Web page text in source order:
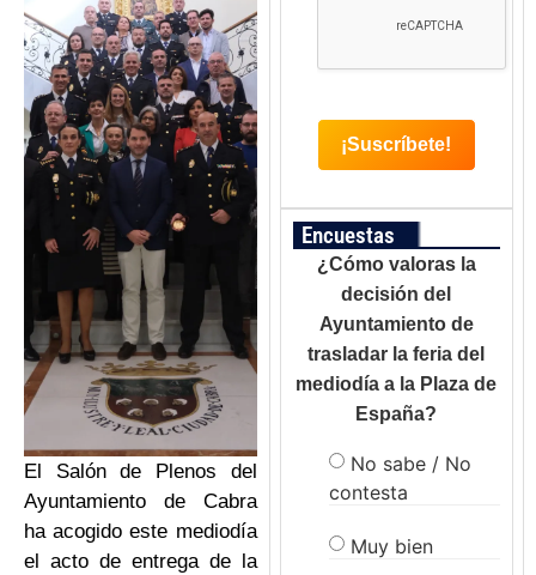
El Salón de Plenos del
Ayuntamiento de Cabra
ha acogido este mediodía
el acto de entrega de la
Encuestas
¿Cómo valoras la
decisión del
Ayuntamiento de
trasladar la feria del
mediodía a la Plaza de
España?
No sabe / No
contesta
Muy bien